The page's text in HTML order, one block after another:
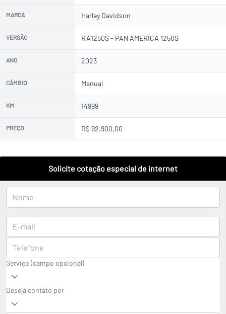
MARCA Harley Davidson
VERSÃO RA1250S - PAN AMERICA 1250S
ANO 2023
CÂMBIO Manual
KM 14999
PREÇO R$ 92.900,00
Solicite cotação especial de internet
Serviço (campo opcional)
Deseja contato por